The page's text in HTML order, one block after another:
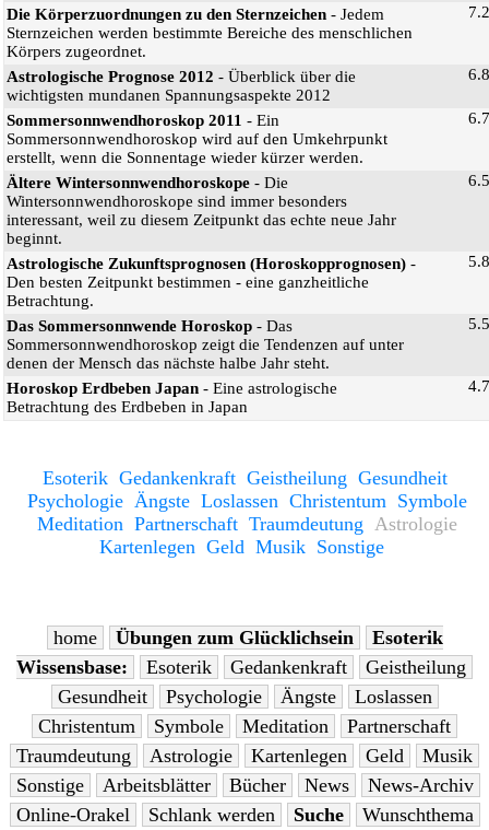
Die Körperzuordnungen zu den Sternzeichen - Jedem
Sternzeichen werden bestimmte Bereiche des menschlichen
Körpers zugeordnet.
7.2
Astrologische Prognose 2012 - Überblick über die
wichtigsten mundanen Spannungsaspekte 2012
6.8
Sommersonnwendhoroskop 2011 - Ein
Sommersonnwendhoroskop wird auf den Umkehrpunkt
erstellt, wenn die Sonnentage wieder kürzer werden.
6.7
Ältere Wintersonnwendhoroskope - Die
Wintersonnwendhoroskope sind immer besonders
interessant, weil zu diesem Zeitpunkt das echte neue Jahr
beginnt.
6.5
Astrologische Zukunftsprognosen (Horoskopprognosen) -
Den besten Zeitpunkt bestimmen - eine ganzheitliche
Betrachtung.
5.8
Das Sommersonnwende Horoskop - Das
Sommersonnwendhoroskop zeigt die Tendenzen auf unter
denen der Mensch das nächste halbe Jahr steht.
5.5
Horoskop Erdbeben Japan - Eine astrologische
Betrachtung des Erdbeben in Japan
4.7
Esoterik Gedankenkraft Geistheilung Gesundheit
Psychologie Ängste Loslassen Christentum Symbole
Meditation Partnerschaft Traumdeutung
Astrologie
Kartenlegen Geld Musik Sonstige
home Übungen zum Glücklichsein
Esoterik
Wissensbase:
Esoterik Gedankenkraft
Geistheilung
Gesundheit
Psychologie Ängste
Loslassen
Christentum
Symbole Meditation
Partnerschaft
Traumdeutung
Astrologie Kartenlegen Geld
Musik
Sonstige
Arbeitsblätter Bücher News
News-Archiv
Online-Orakel
Schlank werden Suche Wunschthema